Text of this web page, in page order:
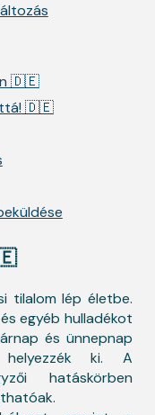
🇩🇪
🇩🇪
tilalom lép életbe.
egyéb hulladékot
és ünnepnap
ki. A
hatáskörben